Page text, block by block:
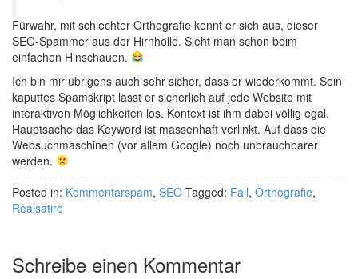
Fürwahr, mit schlechter Orthografie kennt er sich aus, dieser
SEO-Spammer aus der Hirnhölle. Sieht man schon beim
einfachen Hinschauen.
Ich bin mir übrigens auch sehr sicher, dass er wiederkommt. Sein
kaputtes Spamskript lässt er sicherlich auf jede Website mit
interaktiven Möglichkeiten los. Kontext ist ihm dabei völlig egal.
Hauptsache das Keyword ist massenhaft verlinkt. Auf dass die
Websuchmaschinen (vor allem Google) noch unbrauchbarer
werden.
Posted in: Kommentarspam, SEO Tagged: Fail, Orthografie,
Realsatire
Schreibe einen Kommentar